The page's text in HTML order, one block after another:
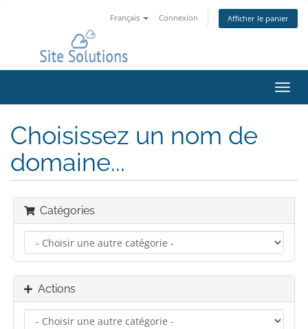
Français Connexion Afficher le panier
la
Choisissez un nom de
domaine...
Catégories
Actions